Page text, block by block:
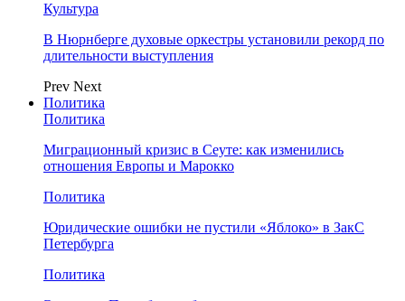
Культура
В Нюрнберге духовые оркестры установили рекорд по
длительности выступления
Prev Next
Политика
Политика
Миграционный кризис в Сеуте: как изменились
отношения Европы и Марокко
Политика
Юридические ошибки не пустили «Яблоко» в ЗакС
Петербурга
Политика